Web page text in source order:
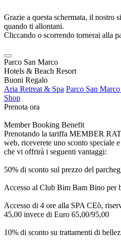
Grazie a questa schermata, il nostro
quando ti allontani.
Cliccando o scorrendo tornerai alla
Parco San Marco
Hotels & Beach Resort
Buoni Regalo
Aria Retreat & Spa Parco San
Shop
Prenota ora
Member Booking Benefit
Prenotando la tariffa MEMBER
web, riceverete uno sconto speciale
che vi offrirà i seguenti vantaggi:
50% di sconto sul prezzo del
Accesso al Club Bim Bam Bino per
Accesso di 4 ore alla SPA CEò,
45,00 invece di Euro 65,00/95,00
10% di sconto su trattamenti di